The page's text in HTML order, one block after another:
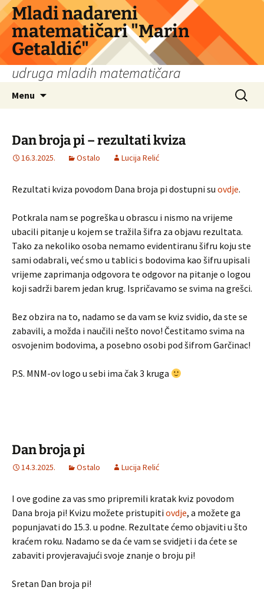
Skip
to
content
Mladi nadareni
matematičari "Marin
Getaldić"
udruga mladih matematičara
Menu
Search
for:
Dan broja pi – rezultati kviza
16.3.2025. Ostalo Lucija Relić
Rezultati kviza povodom Dana broja pi dostupni su ovdje.
Potkrala nam se pogreška u obrascu i nismo na vrijeme
ubacili pitanje u kojem se tražila šifra za objavu rezultata.
Tako za nekoliko osoba nemamo evidentiranu šifru koju ste
sami odabrali, već smo u tablici s bodovima kao šifru upisali
vrijeme zaprimanja odgovora te odgovor na pitanje o logou
koji sadrži barem jedan krug. Ispričavamo se svima na grešci.
Bez obzira na to, nadamo se da vam se kviz svidio, da ste se
zabavili, a možda i naučili nešto novo! Čestitamo svima na
osvojenim bodovima, a posebno osobi pod šifrom Garčinac!
P.S. MNM-ov logo u sebi ima čak 3 kruga
Dan broja pi
14.3.2025. Ostalo Lucija Relić
I ove godine za vas smo pripremili kratak kviz povodom
Dana broja pi! Kvizu možete pristupiti ovdje, a možete ga
popunjavati do 15.3. u podne. Rezultate ćemo objaviti u što
kraćem roku. Nadamo se da će vam se svidjeti i da ćete se
zabaviti provjeravajući svoje znanje o broju pi!
Sretan Dan broja pi!